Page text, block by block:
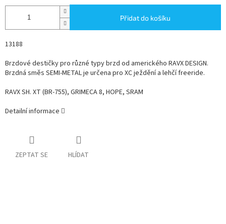
Přidat do košíku
13188
Brzdové destičky pro různé typy brzd od amerického RAVX DESIGN.
Brzdná směs SEMI-METAL je určena pro XC ježdění a lehčí freeride.
RAVX SH. XT (BR-755), GRIMECA 8, HOPE, SRAM
Detailní informace
ZEPTAT SE HLÍDAT